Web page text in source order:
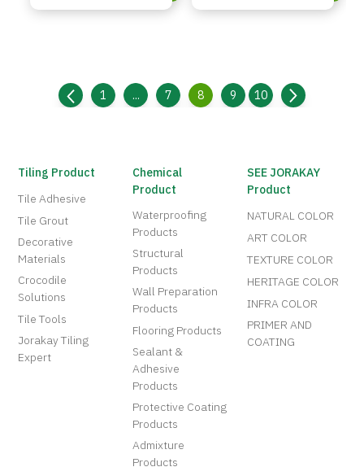
1 ... 7 8 9 10
Tiling Product
Tile Adhesive
Tile Grout
Decorative
Materials
Crocodile
Solutions
Tile Tools
Jorakay Tiling
Expert
Chemical
Product
Waterproofing
Products
Structural
Products
Wall Preparation
Products
Flooring Products
Sealant &
Adhesive
Products
Protective Coating
Products
Admixture
Products
SEE JORAKAY
Product
NATURAL COLOR
ART COLOR
TEXTURE COLOR
HERITAGE COLOR
INFRA COLOR
PRIMER AND
COATING